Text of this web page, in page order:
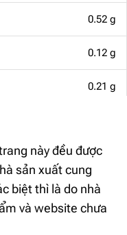
0.52 g
0.12 g
0.21 g
30 mg
9.4 mg
này đều được
sản xuất cung
biệt thì là do nhà
và website chưa